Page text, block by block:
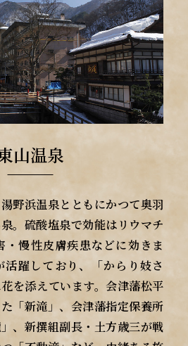
山温泉
野浜温泉とともにかつて奥羽
。硫酸塩泉で効能はリウマチ
・慢性皮膚疾患などに効きま
活躍しており、「からり妓さ
を添えています。会津藩松平
「新滝」、会津藩指定保養所
、新撰組副長・土方歳三が戦